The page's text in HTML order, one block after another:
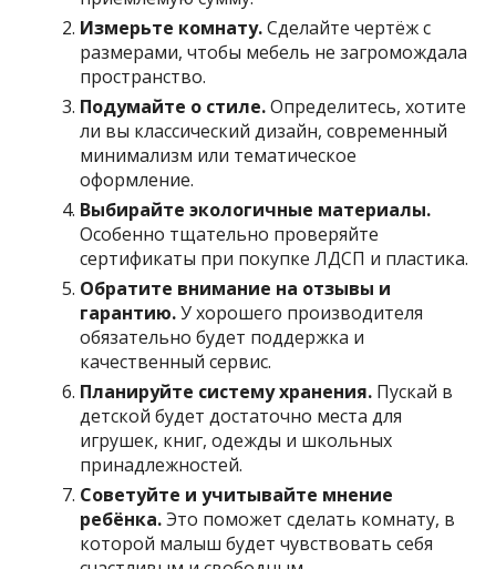
Измерьте комнату.Сделайте чертёж с
размерами, чтобы мебель не загромождала
пространство.
Подумайте о стиле.Определитесь, хотите
ли вы классический дизайн, современный
минимализм или тематическое
оформление.
Выбирайте экологичные материалы.
Особенно тщательно проверяйте
сертификаты при покупке ЛДСП и пластика.
Обратите внимание на отзывы и
гарантию.У хорошего производителя
обязательно будет поддержка и
качественный сервис.
Планируйте систему хранения. Пускай в
детской будет достаточно места для
игрушек, книг, одежды и школьных
принадлежностей.
Советуйте и учитывайте мнение
ребёнка.Это поможет сделать комнату, в
которой малыш будет чувствовать себя